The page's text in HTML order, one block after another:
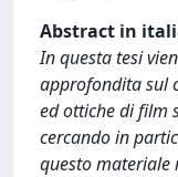
Abstract in
In questa tesi
approfondita sul
ed ottiche di film
cercando in
questo materiale